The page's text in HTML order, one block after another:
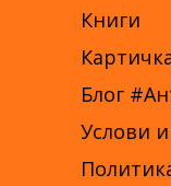
Книги
Блог
Услови